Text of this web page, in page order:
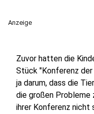
Anzeige
Zuvor hatten die
Stück "Konferenz
ja darum, dass die
die großen Probleme
ihrer Konferenz nicht